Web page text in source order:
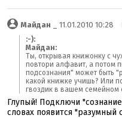
Майдан _ 11.01.2010 10:28
:-):
Майдан:
Ты, открывая книжонку с
повтори алфавит, а потом
подсознания" может быть
какой книжке учишь? Или
гвоздик в вашем семейном
Глупый! Подключи
словах появится "разумный